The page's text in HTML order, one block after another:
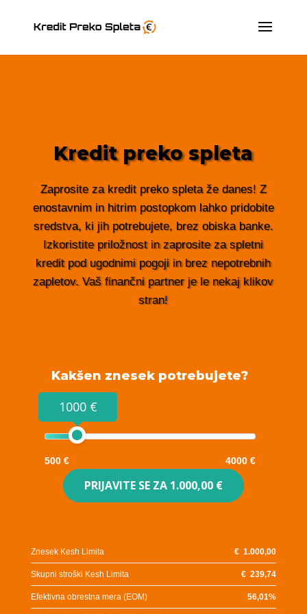
Kredit preko spleta
Zaprosite za kredit preko spleta že danes! Z
enostavnim in hitrim postopkom lahko pridobite
sredstva, ki jih potrebujete, brez obiska banke.
Izkoristite priložnost in zaprosite za spletni
kredit pod ugodnimi pogoji in brez nepotrebnih
zapletov. Vaš finančni partner je le nekaj klikov
stran!
Kakšen znesek potrebujete?
1000 €
500 € 4000 €
PRIJAVITE SE ZA 1.000,00 €
Znesek Kesh Limita €1.000,00
Skupni stroški Kesh Limita €239,74
Efektivna obrestna mera (EOM) 56,01%